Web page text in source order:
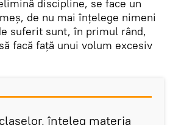
discipline, se face un
de nu mai înţelege nimeni
suferit sunt, în primul rând,
facă faţă unui volum excesiv
înţeleg materia